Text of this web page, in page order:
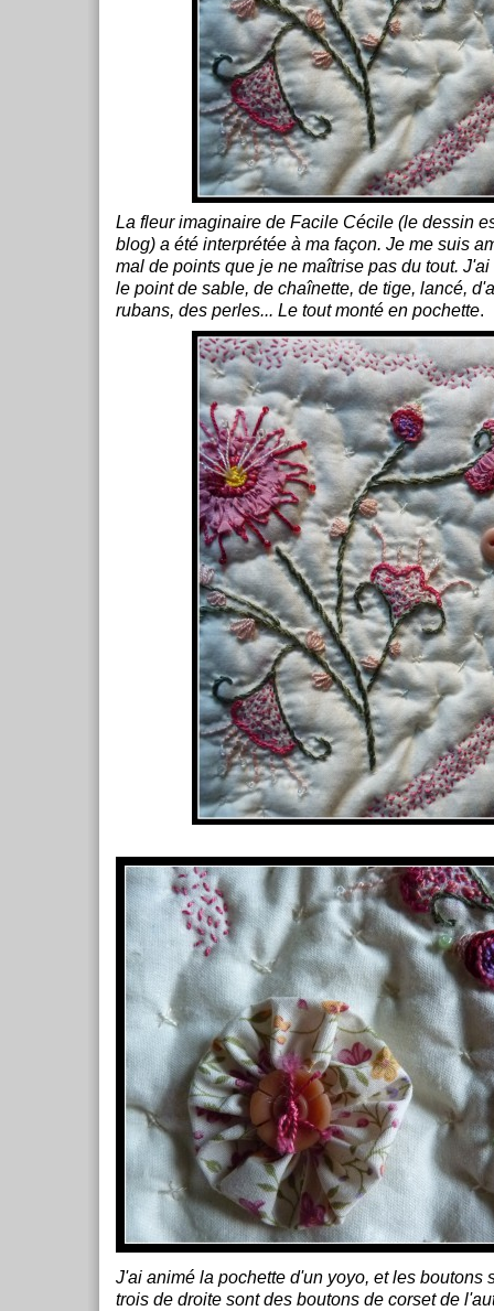
La fleur imaginaire de Facile Cécile (le dessin
blog) a été interprétée à ma façon. Je me suis
mal de points que je ne maîtrise pas du tout.
le point de sable, de chaînette, de tige, lancé,
rubans, des perles... Le tout monté en pochette.
J'ai animé la pochette d'un yoyo, et les boutons
trois de droite sont des boutons de corset de